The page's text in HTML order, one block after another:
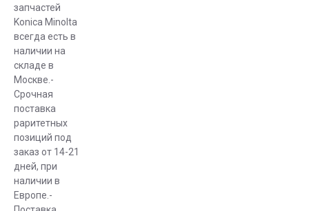
запчастей
Konica Minolta
всегда есть в
наличии на
складе в
Москве.-
Срочная
поставка
раритетных
позиций под
заказ от 14-21
дней, при
наличии в
Европе.-